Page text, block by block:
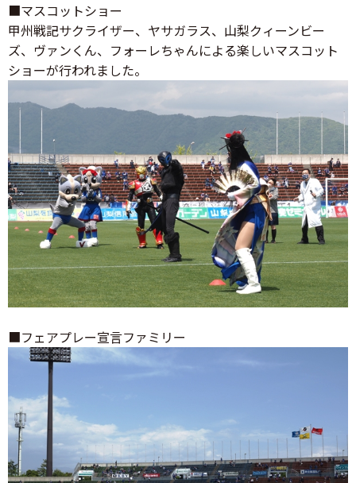
■マスコットショー
甲州戦記サクライザー、ヤサガラス、山梨クィーンビー
ズ、ヴァンくん、フォーレちゃんによる楽しいマスコット
ショーが行われました。
■フェアプレー宣言ファミリー